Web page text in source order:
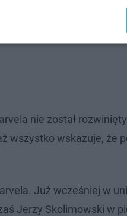
nie został
wszystko wskazuje, że
Już wcześniej w
Jerzy Skolimowski w